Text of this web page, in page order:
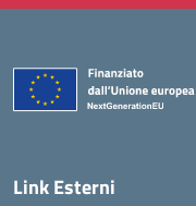
Link Esterni